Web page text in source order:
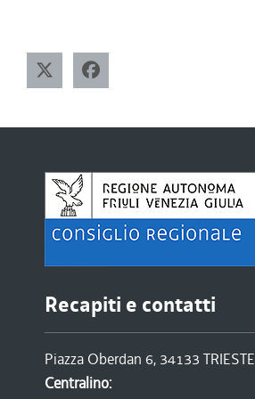
Recapiti e contatti
Piazza Oberdan 6, 34133 TRIESTE
Centralino: